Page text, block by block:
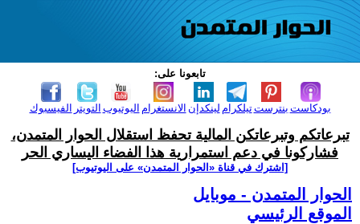
تابعونا على:
الفيسبوك التويتر اليوتيوب الانستغرام لينكدإن تيلكرامبنترست بودكاست
تبرعاتكم وتبرعاتكن المالية تحفظ استقلال الحوار المتمدن،
فشاركونا في دعم استمرارية هذا الفضاء اليساري الحر
[اشترك في قناة ‫«الحوار المتمدن» على اليوتيوب]
الحوار المتمدن - موبايل
الموقع الرئيسي